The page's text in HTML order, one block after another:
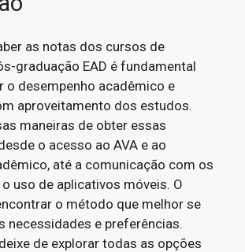
as notas dos cursos de
graduação EAD é fundamental
o desempenho acadêmico e
aproveitamento dos estudos.
maneiras de obter essas
o acesso ao AVA e ao
até a comunicação com os
uso de aplicativos móveis. O
o método que melhor se
necessidades e preferências.
de explorar todas as opções